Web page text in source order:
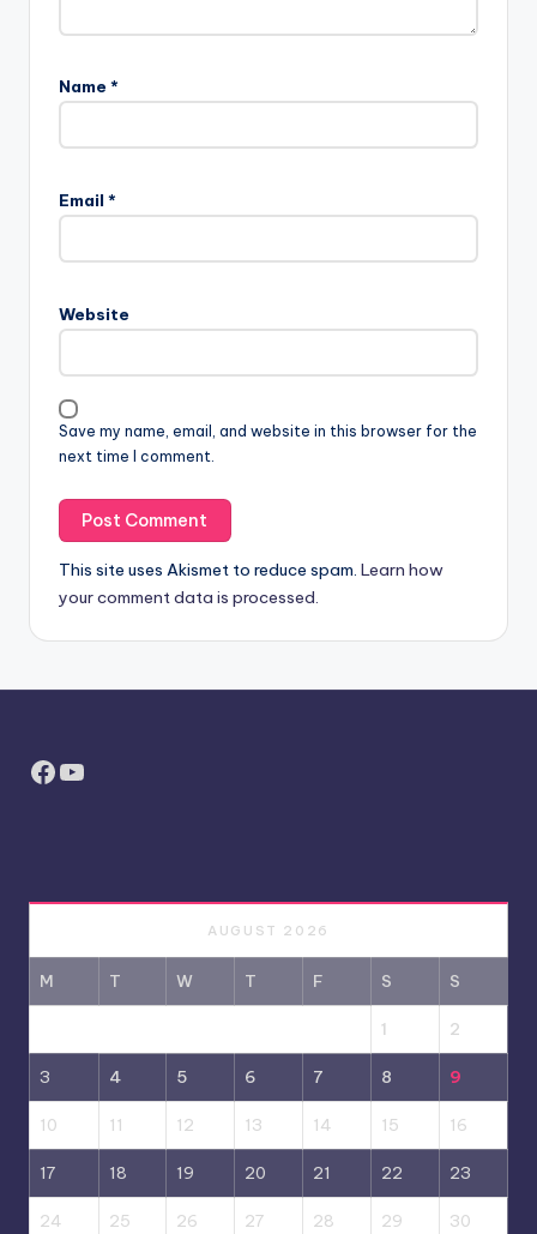
Name *
Email *
Website
Save my name, email, and website in this browser for the
next time I comment.
This site uses Akismet to reduce spam. Learn how
your comment data is processed.
Facebook
YouTube
AUGUST 2026
M T W T F S S
1 2
3 4 5 6 7 8 9
10 11 12 13 14 15 16
17 18 19 20 21 22 23
24 25 26 27 28 29 30